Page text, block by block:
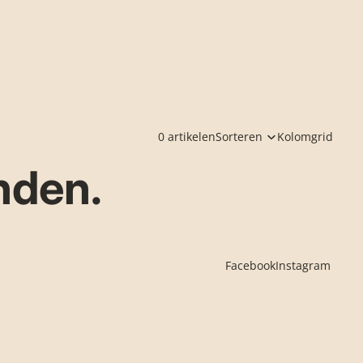
0 artikelenSorteren Kolomgrid
FacebookInstagram